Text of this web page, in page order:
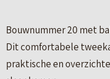
Bouwnummer 20 met
Dit comfortabele
praktische en